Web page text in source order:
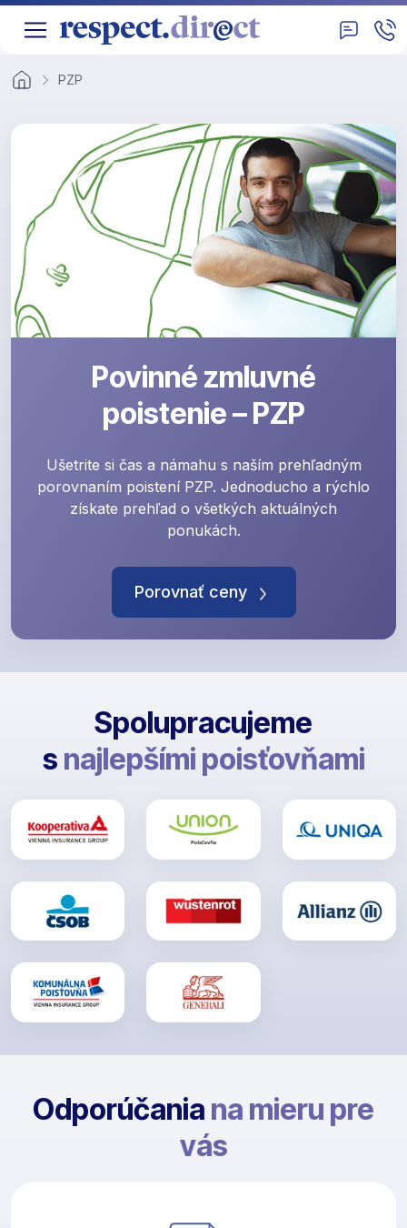
PZP
Povinné zmluvné
poistenie – PZP
Ušetrite si čas a námahu s naším prehľadným
porovnaním poistení PZP. Jednoducho a rýchlo
získate prehľad o všetkých aktuálných
ponukách.
Porovnať ceny
Spolupracujeme
s najlepšími poisťovňami
Odporúčania na mieru pre
vás